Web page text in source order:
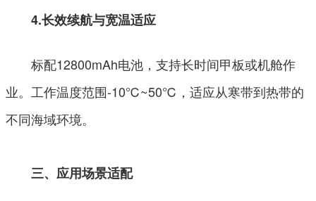
4.长效续航与宽温适应
标配12800mAh电池，支持长时间甲板或机舱作
业。工作温度范围-10℃~50℃，适应从寒带到热带的
不同海域环境。
三、应用场景适配